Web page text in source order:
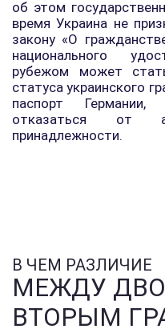
об этом
время Украина не
закону «О
национального
рубежом может
статуса украинского
паспорт Германии,
отказаться от
принадлежности.
В ЧЕМ РАЗЛИЧИЕ
МЕЖДУ
ВТОРЫМ